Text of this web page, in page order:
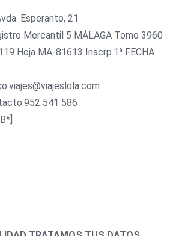
Esperanto, 21
Mercantil 5 MÁLAGA Tomo 3960
Hoja MA-81613 Inscrp.1ª FECHA
541 586